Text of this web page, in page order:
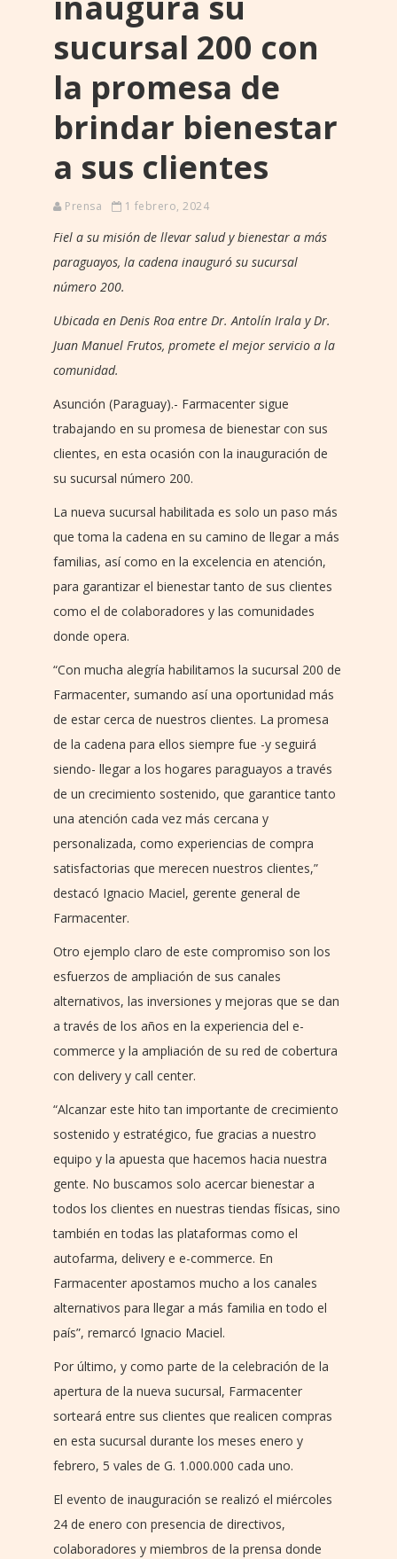
sucursal 200 con
la promesa de
brindar bienestar
a sus clientes
Prensa 1 febrero, 2024
Fiel a su misión de llevar salud y bienestar a más
paraguayos, la cadena inauguró su sucursal
número 200.
Ubicada en Denis Roa entre Dr. Antolín Irala y Dr.
Juan Manuel Frutos, promete el mejor servicio a la
comunidad.
Asunción (Paraguay).- Farmacenter sigue
trabajando en su promesa de bienestar con sus
clientes, en esta ocasión con la inauguración de
su sucursal número 200.
La nueva sucursal habilitada es solo un paso más
que toma la cadena en su camino de llegar a más
familias, así como en la excelencia en atención,
para garantizar el bienestar tanto de sus clientes
como el de colaboradores y las comunidades
donde opera.
“Con mucha alegría habilitamos la sucursal 200 de
Farmacenter, sumando así una oportunidad más
de estar cerca de nuestros clientes. La promesa
de la cadena para ellos siempre fue -y seguirá
siendo- llegar a los hogares paraguayos a través
de un crecimiento sostenido, que garantice tanto
una atención cada vez más cercana y
personalizada, como experiencias de compra
satisfactorias que merecen nuestros clientes,”
destacó Ignacio Maciel, gerente general de
Farmacenter.
Otro ejemplo claro de este compromiso son los
esfuerzos de ampliación de sus canales
alternativos, las inversiones y mejoras que se dan
a través de los años en la experiencia del e-
commerce y la ampliación de su red de cobertura
con delivery y call center.
“Alcanzar este hito tan importante de crecimiento
sostenido y estratégico, fue gracias a nuestro
equipo y la apuesta que hacemos hacia nuestra
gente. No buscamos solo acercar bienestar a
todos los clientes en nuestras tiendas físicas, sino
también en todas las plataformas como el
autofarma, delivery e e-commerce. En
Farmacenter apostamos mucho a los canales
alternativos para llegar a más familia en todo el
país”, remarcó Ignacio Maciel.
Por último, y como parte de la celebración de la
apertura de la nueva sucursal, Farmacenter
sorteará entre sus clientes que realicen compras
en esta sucursal durante los meses enero y
febrero, 5 vales de G. 1.000.000 cada uno.
El evento de inauguración se realizó el miércoles
24 de enero con presencia de directivos,
colaboradores y miembros de la prensa donde